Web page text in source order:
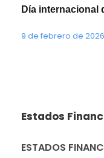
Día internacional
9 de febrero de 2026
Estados
ESTADOS